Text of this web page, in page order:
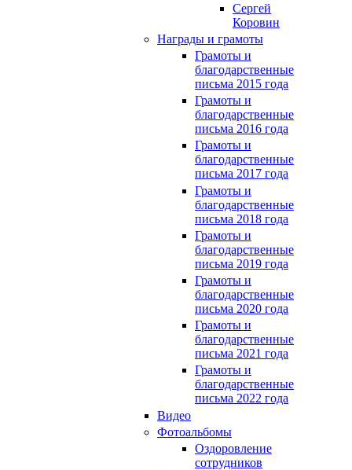
Сергей
Коровин
Награды и грамоты
Грамоты и
благодарственные
письма 2015 года
Грамоты и
благодарственные
письма 2016 года
Грамоты и
благодарственные
письма 2017 года
Грамоты и
благодарственные
письма 2018 года
Грамоты и
благодарственные
письма 2019 года
Грамоты и
благодарственные
письма 2020 года
Грамоты и
благодарственные
письма 2021 года
Грамоты и
благодарственные
письма 2022 года
Видео
Фотоальбомы
Оздоровление
сотрудников